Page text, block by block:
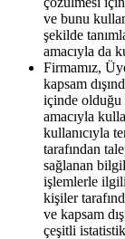
ve bunu
şekilde
amacıyla da
Firmamız,
kapsam
içinde olduğu
amacıyla
kullanıcıyla
tarafından
sağlanan
işlemlerle
kişiler
ve kapsam
çeşitli